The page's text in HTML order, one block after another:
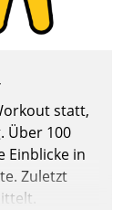
statt,
Über 100
Einblicke in
Zuletzt